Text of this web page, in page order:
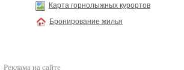
Карта горнолыжных курортов
Бронирование жилья
Реклама на сайте